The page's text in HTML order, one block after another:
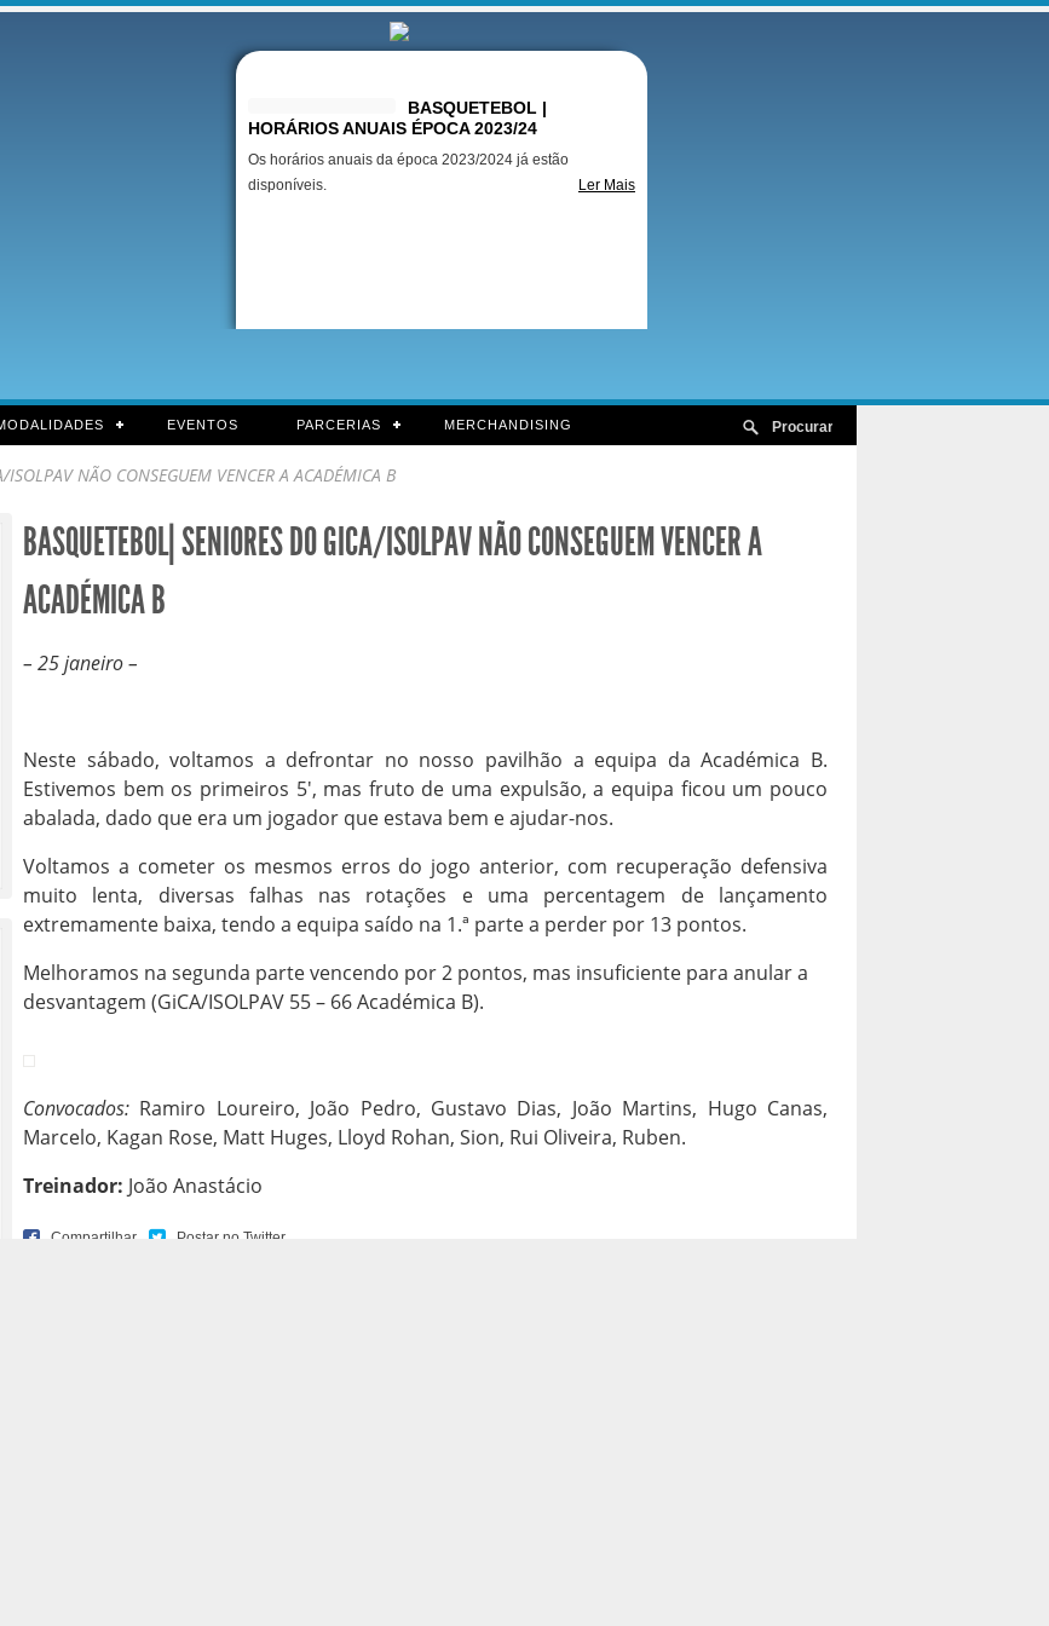
BASQUETEBOL |
HORÁRIOS ANUAIS ÉPOCA 2023/24
Os horários anuais da época 2023/2024 já estão
disponíveis.
Ler Mais
EVENTOS PARCERIAS MERCHANDISING
NÃO CONSEGUEM VENCER A ACADÉMICA B
BASQUETEBOL| SENIORES DO GICA/ISOLPAV NÃO CONSEGUEM VENCER A
ACADÉMICA B
– 25 janeiro –
Neste sábado, voltamos a defrontar no nosso pavilhão a equipa da Académica B.
Estivemos bem os primeiros 5′, mas fruto de uma expulsão, a equipa ficou um pouco
abalada, dado que era um jogador que estava bem e ajudar-nos.
Voltamos a cometer os mesmos erros do jogo anterior, com recuperação defensiva
muito lenta, diversas falhas nas rotações e uma percentagem de lançamento
extremamente baixa, tendo a equipa saído na 1.ª parte a perder por 13 pontos.
Melhoramos na segunda parte vencendo por 2 pontos, mas insuficiente para anular a
desvantagem (GiCA/ISOLPAV 55 – 66 Académica B).
Convocados:Ramiro Loureiro, João Pedro, Gustavo Dias, João Martins, Hugo Canas,
Marcelo, Kagan Rose, Matt Huges, Lloyd Rohan, Sion, Rui Oliveira, Ruben.
Treinador: João Anastácio